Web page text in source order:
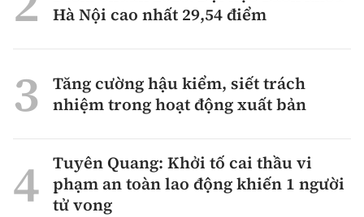
Hà Nội cao nhất 29,54 điểm
Tăng cường hậu kiểm, siết trách
nhiệm trong hoạt động xuất bản
Tuyên Quang: Khởi tố cai thầu vi
phạm an toàn lao động khiến 1 người
tử vong